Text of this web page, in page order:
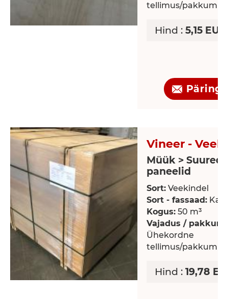
tellimus/
Hind : 5,15
Päring
Vineer -
Müük > Suured
paneelid
Sort: Veekindel
Sort - fassaad:
Kogus: 50 m³
Vajadus /
Ühekordne
tellimus/
Hind : 19,78